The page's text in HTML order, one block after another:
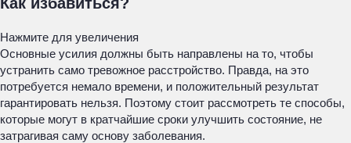
Нажмите для увеличения
Основные усилия должны быть направлены на то, чтобы
устранить само тревожное расстройство. Правда, на это
потребуется немало времени, и положительный результат
гарантировать нельзя. Поэтому стоит рассмотреть те способы,
которые могут в кратчайшие сроки улучшить состояние, не
затрагивая саму основу заболевания.